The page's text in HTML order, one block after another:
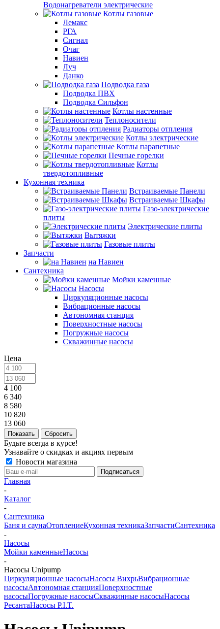
Водонагреватели электрические
Котлы газовые
Лемакс
РГА
Сигнал
Очаг
Навиен
Луч
Данко
Подводка газа
Подводка ПВХ
Подводка Сильфон
Котлы настенные
Теплоносители
Радиаторы отпления
Котлы электрические
Котлы парапетные
Печные горелки
Котлы
твердотопливные
Кухонная техника
Встраиваемые Панели
Встраиваемые Шкафы
Газо-электрические
плиты
Электрические плиты
Вытяжки
Газовые плиты
Запчасти
на Навиен
Сантехника
Мойки каменные
Насосы
Циркуляционные насосы
Вибрационные насосы
Автономная станция
Поверхностные насосы
Погружные насосы
Скважинные насосы
Цена
4 100
6 340
8 580
10 820
13 060
Сбросить
Будьте всегда в курсе!
Узнавайте о скидках и акциях первым
Новости магазина
Главная
-
Каталог
-
Сантехника
Баня и саунаОтоплениеКухонная техникаЗапчастиСантехника
-
Насосы
Мойки каменныеНасосы
-
Насосы Unipump
Циркуляционные насосыНасосы ВихрьВибрационные
насосыАвтономная станцияПоверхностные
насосыПогружные насосыСкважинные насосыНасосы
РесантаНасосы P.I.T.